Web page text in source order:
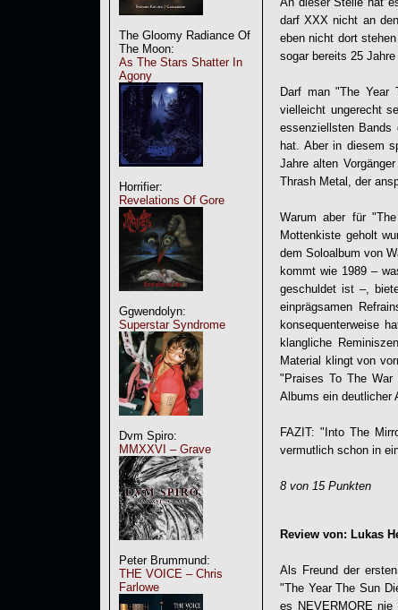
The Gloomy Radiance Of
The Moon:
As The Stars Shatter In
Agony
Horrifier:
Revelations Of Gore
Ggwendolyn:
Superstar Syndrome
Dvm Spiro:
MMXXVI – Grave
Peter Brummund:
THE VOICE – Chris
Farlowe
darf XXX nicht an
eben nicht dort
sogar bereits 25
Darf man "The Year
vielleicht ungerecht
essenziellsten Bands
hat. Aber in diesem
Jahre alten
Thrash Metal, der
Warum aber für
Mottenkiste geholt
dem Soloalbum von
kommt wie 1989 –
geschuldet ist –,
einprägsamen
konsequenterweise
klangliche
Material klingt von
"Praises To The War
Albums ein deutlicher
FAZIT: "Into The
vermutlich schon in
8 von 15 Punkten
Review von: Lukas
Als Freund der
"The Year The Sun
es NEVERMORE